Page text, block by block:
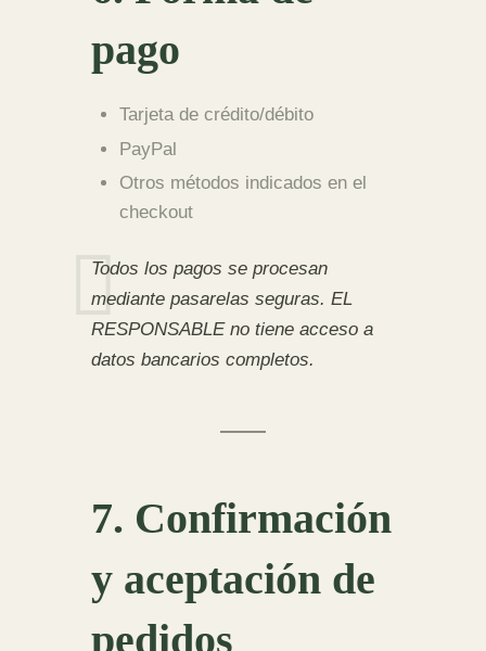
pago
Tarjeta de crédito/débito
PayPal
Otros métodos indicados en el
checkout
Todos los pagos se procesan
mediante pasarelas seguras. EL
RESPONSABLE no tiene acceso a
datos bancarios completos.
7. Confirmación
y aceptación de
pedidos